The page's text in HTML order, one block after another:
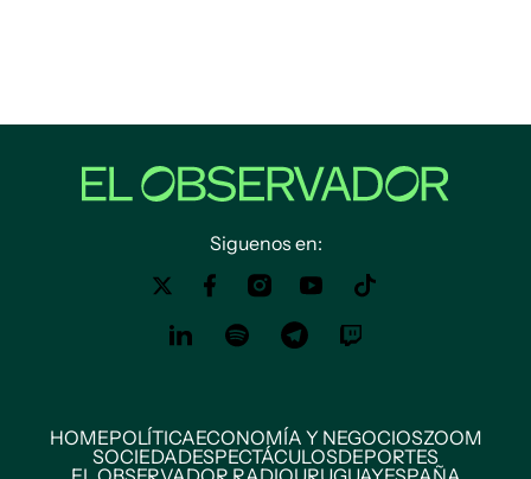
Siguenos en:
HOMEPOLÍTICAECONOMÍA Y NEGOCIOSZOOM
SOCIEDADESPECTÁCULOSDEPORTES